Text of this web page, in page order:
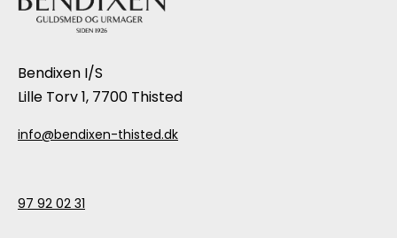
Bendixen I/S
Lille Torv 1, 7700 Thisted
info@bendixen-thisted.dk
97 92 02 31